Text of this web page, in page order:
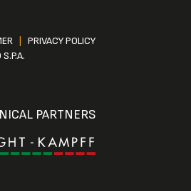
PRIVACY POLICY
PARTNERS